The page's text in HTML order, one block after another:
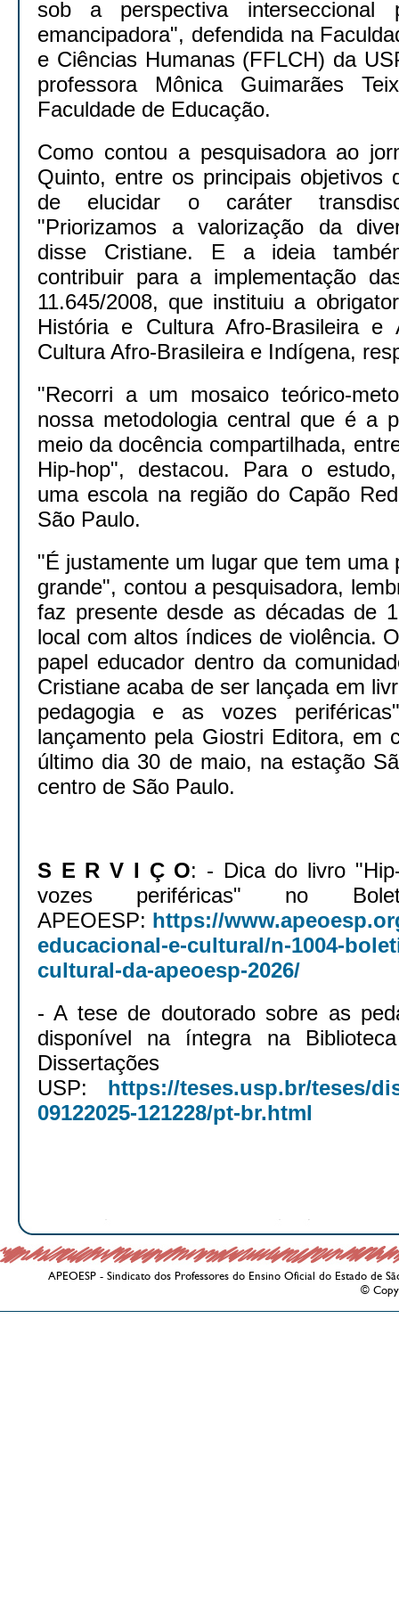
sob a perspectiva interseccional
emancipadora", defendida na
e Ciências Humanas (FFLCH) da
professora Mônica Guimarães
Faculdade de Educação.
Como contou a pesquisadora ao
Quinto, entre os principais objetivos
de elucidar o caráter
"Priorizamos a valorização da
disse Cristiane. E a ideia
contribuir para a implementação
11.645/2008, que instituiu a
História e Cultura Afro-Brasileira
Cultura Afro-Brasileira e Indígena,
"Recorri a um mosaico teórico-
nossa metodologia central que é a
meio da docência compartilhada,
Hip-hop", destacou. Para o
uma escola na região do Capão
São Paulo.
"É justamente um lugar que tem uma
grande", contou a pesquisadora,
faz presente desde as décadas de
local com altos índices de violência.
papel educador dentro da
Cristiane acaba de ser lançada em
pedagogia e as vozes
lançamento pela Giostri Editora, em
último dia 30 de maio, na estação
centro de São Paulo.
S E R V I Ç O: - Dica do livro
vozes periféricas" no
APEOESP: https://
educacional-e-cultural/n-1004-
cultural-da-apeoesp-2026/
- A tese de doutorado sobre as
disponível na íntegra na
USP: https://teses.usp.br/teses/
09122025-121228/pt-br.html
APEOESP - Sindicato dos Professores do Ensino Oficial do Estado de
©